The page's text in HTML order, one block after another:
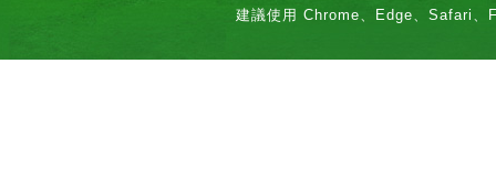
建議使用 Chrome、Edge、Safari